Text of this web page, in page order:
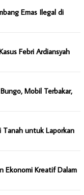
Emas Ilegal di
Febri Ardiansyah
Mobil Terbakar,
Tanah untuk Laporkan
Ekonomi Kreatif Dalam